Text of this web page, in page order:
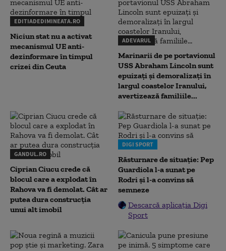
EDITIADEDIMINEATA.RO
Niciun stat nu a activat
mecanismul UE anti-
dezinformare în timpul
crizei din Ceuta
ADEVARUL
Marinarii de pe portavionul
USS Abraham Lincoln sunt
epuizați și demoralizați în
largul coastelor Iranului,
avertizează familiile...
GANDUL.RO
Ciprian Ciucu crede că
blocul care a explodat în
Rahova va fi demolat. Cât ar
putea dura construcția
unui alt imobil
DIGI SPORT
Răsturnare de situație: Pep
Guardiola l-a sunat pe
Rodri și l-a convins să
semneze
Descarcă aplicația Digi
Sport